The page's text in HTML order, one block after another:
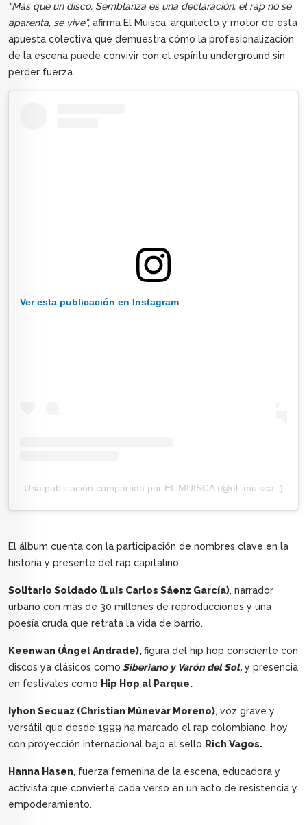
“Más que un disco, Semblanza es una declaración: el rap no se
aparenta, se vive”, afirma El Muisca, arquitecto y motor de esta
apuesta colectiva que demuestra cómo la profesionalización
de la escena puede convivir con el espíritu underground sin
perder fuerza.
Ver esta publicación en Instagram
Una publicación compartida por EL MUISCA (@el_muisca_)
El álbum cuenta con la participación de nombres clave en la
historia y presente del rap capitalino:
Solitario Soldado (Luis Carlos Sáenz García), narrador
urbano con más de 30 millones de reproducciones y una
poesía cruda que retrata la vida de barrio.
Keenwan (Ángel Andrade),figura del hip hop consciente con
discos ya clásicos como Siberiano y Varón del Sol, y presencia
en festivales como Hip Hop al Parque.
Iyhon Secuaz (Christian Múnevar Moreno), voz grave y
versátil que desde 1999 ha marcado el rap colombiano, hoy
con proyección internacional bajo el sello Rich Vagos.
Hanna Hasen, fuerza femenina de la escena, educadora y
activista que convierte cada verso en un acto de resistencia y
empoderamiento.